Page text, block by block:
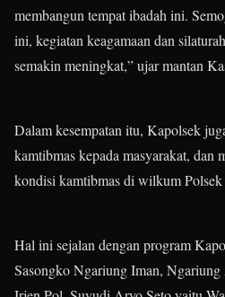
membangun tempat ibadah ini.
ini, kegiatan keagamaan dan
semakin meningkat,” ujar mantan
Dalam kesempatan itu, Kapolsek
kamtibmas kepada masyarakat, dan
kondisi kamtibmas di wilkum
Hal ini sejalan dengan program
Sasongko Ngariung Iman,